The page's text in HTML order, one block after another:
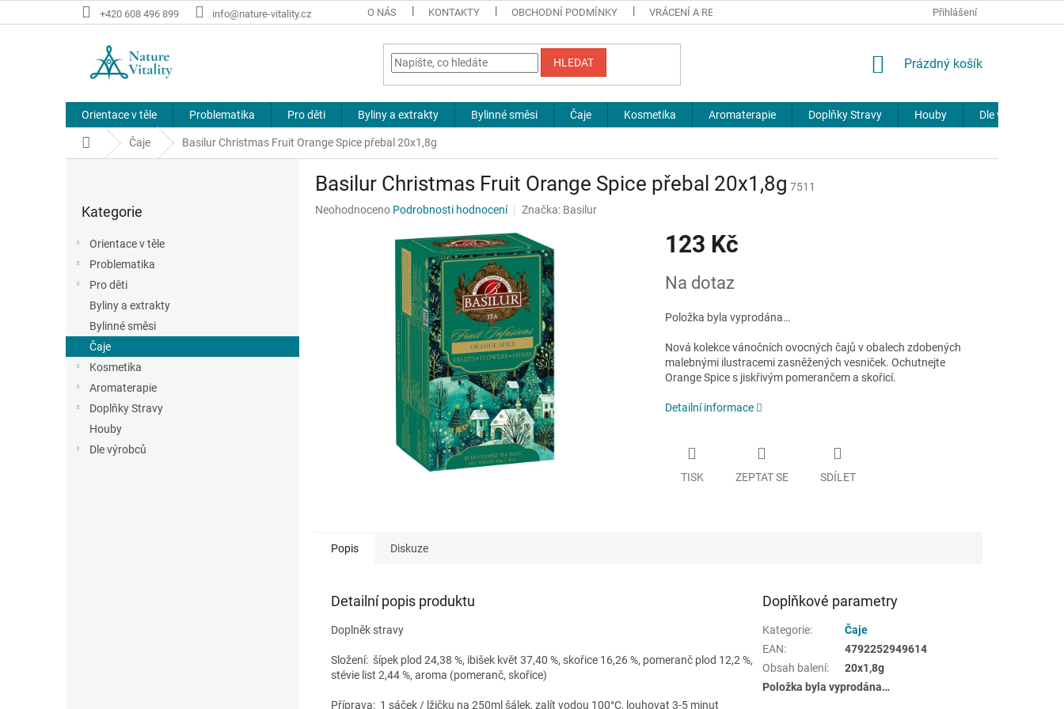
na
+420 608 496 899 info@nature-vitality.cz O NÁS KONTAKTY OBCHODNÍ PODMÍNKY VRÁCENÍ A REKLAMACE JOURNAL
Přihlášení
HLEDAT
NÁKUPNÍ
Prázdný košík
Orientace v těle Problematika Pro děti Byliny a extrakty Bylinné směsi Čaje Kosmetika Aromaterapie Doplňky Stravy Houby Dle výrobců
Domů Čaje Basilur Christmas Fruit Orange Spice přebal 20x1,8g
a
n
kategorie
Kategorie
Orientace v těle
Problematika
Pro děti
Byliny a extrakty
Bylinné směsi
Čaje
Kosmetika
Aromaterapie
Doplňky Stravy
Houby
Dle výrobců
Basilur Christmas Fruit Orange Spice přebal 20x1,8g 7511
Průměrné
Neohodnoceno Podrobnosti hodnocení Značka: Basilur
123 Kč
cena:
Na dotaz
Položka byla vyprodána…
Nová kolekce vánočních ovocných čajů v obalech zdobených
malebnými ilustracemi zasněžených vesniček. Ochutnejte
Orange Spice s jiskřivým pomerančem a skořicí.
Detailní informace
TISK ZEPTAT SE SDÍLET
Popis Diskuze
Detailní popis produktu
Doplněk stravy
Složení: šípek plod 24,38 %, ibišek květ 37,40 %, skořice 16,26 %, pomeranč plod 12,2 %,
stévie list 2,44 %, aroma (pomeranč, skořice)
Příprava: 1 sáček / lžičku na 250ml šálek, zalít vodou 100°C, louhovat 3-5 minut
Doplňkové parametry
Kategorie:
Čaje
EAN:
4792252949614
Obsah balení:
20x1,8g
Položka byla vyprodána…